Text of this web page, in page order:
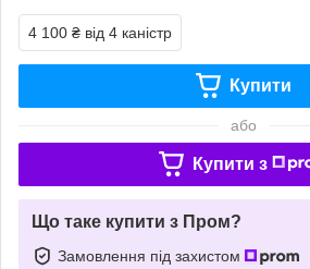
4 100 ₴ від 4 каністр
Купити
або
Купити з
Що таке купити з Пром?
Замовлення під захистом